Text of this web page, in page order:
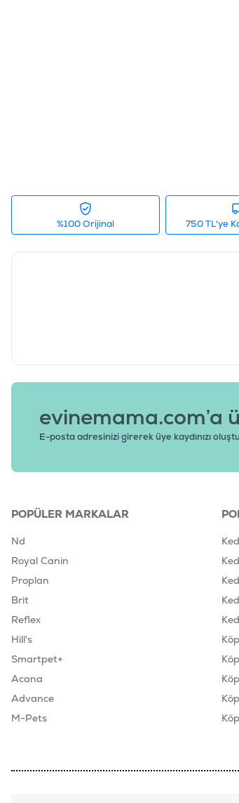
%100 Orijinal 750 TL'ye
evinemama.com’a
E-posta adresinizi girerek üye kaydınızı
POPÜLER MARKALAR
Nd
Royal Canin
Proplan
Brit
Reflex
Hill's
Smartpet+
Acana
Advance
M-Pets